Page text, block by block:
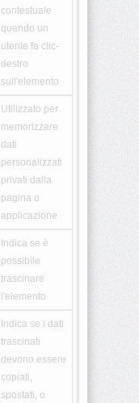
contestuale
quando un
utente fa clic-
destro
sull'elemento
Utilizzato per
memorizzare
dati
personalizzati
privati dalla
pagina o
applicazione
Indica se è
possibile
trascinare
l'elemento
Indica se i dati
trascinati
devono essere
copiati,
spostati, o